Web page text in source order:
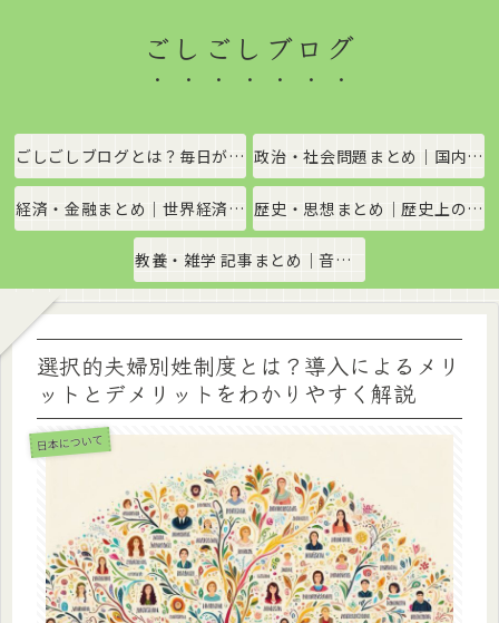
ごしごしブログ
ごしごしブログとは？毎日がちょっと楽しくなる情報発信サイト 政治・社会問題まとめ｜国内政治・国際情勢をわかりやすく解説
経済・金融まとめ｜世界経済・金融市場をわかりやすく解説 歴史・思想まとめ｜歴史上の出来事や思想・哲学をわかりやすく解説
教養・雑学 記事まとめ｜音楽、科学、社会の豆知識をわかりやすく解説
選択的夫婦別姓制度とは？導入によるメリ
ットとデメリットをわかりやすく解説
日本について